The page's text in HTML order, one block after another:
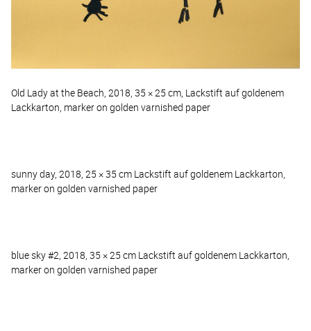
Old Lady at the Beach, 2018, 35 × 25 cm, Lackstift auf goldenem
Lackkarton, marker on golden varnished paper
sunny day, 2018, 25 × 35 cm Lackstift auf goldenem Lackkarton,
marker on golden varnished paper
blue sky #2, 2018, 35 × 25 cm Lackstift auf goldenem Lackkarton,
marker on golden varnished paper